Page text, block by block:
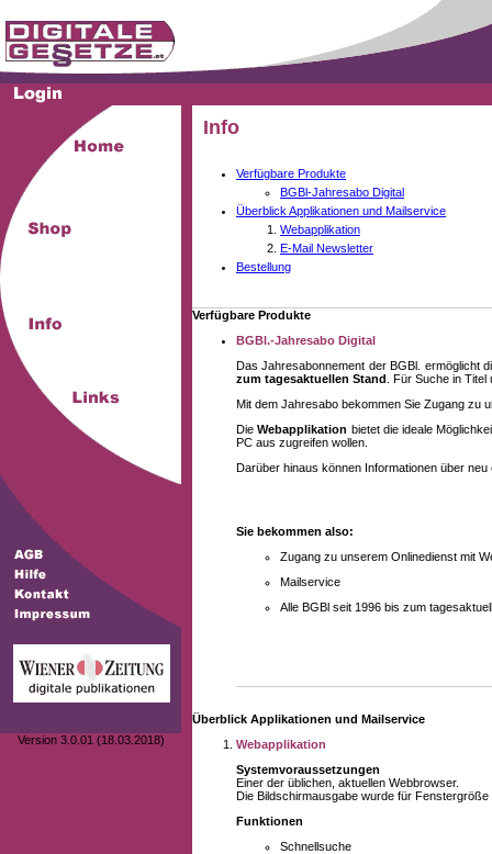
Version 3.0.01 (18.03.2018)
Info
Verfügbare Produkte
BGBl-Jahresabo Digital
Überblick Applikationen und Mailservice
Webapplikation
E-Mail Newsletter
Bestellung
Verfügbare Produkte
BGBl.-Jahresabo Digital
Das Jahresabonnement der BGBl. ermöglicht
zum tagesaktuellen Stand . Für Suche in
Mit dem Jahresabo bekommen Sie Zugang zu
DieWebapplikation bietet die ideale
PC aus zugreifen wollen.
Darüber hinaus können Informationen über
Sie bekommen also:
Zugang zu unserem Onlinedienst mit
Mailservice
Alle BGBl seit 1996 bis zum
Überblick Applikationen und Mailservice
Webapplikation
Systemvoraussetzungen
Einer der üblichen, aktuellen Webbrowser.
Die Bildschirmausgabe wurde für
Funktionen
Schnellsuche